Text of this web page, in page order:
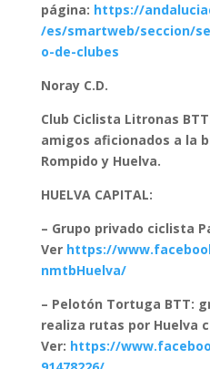
página: https://
/es/smartweb/seccion/
o-de-clubes
Noray C.D.
Club Ciclista Litronas
amigos aficionados a la
Rompido y Huelva.
HUELVA CAPITAL:
– Grupo privado ciclista
Ver https://
nmtbHuelva/
– Pelotón Tortuga BTT:
realiza rutas por Huelva
Ver: https://